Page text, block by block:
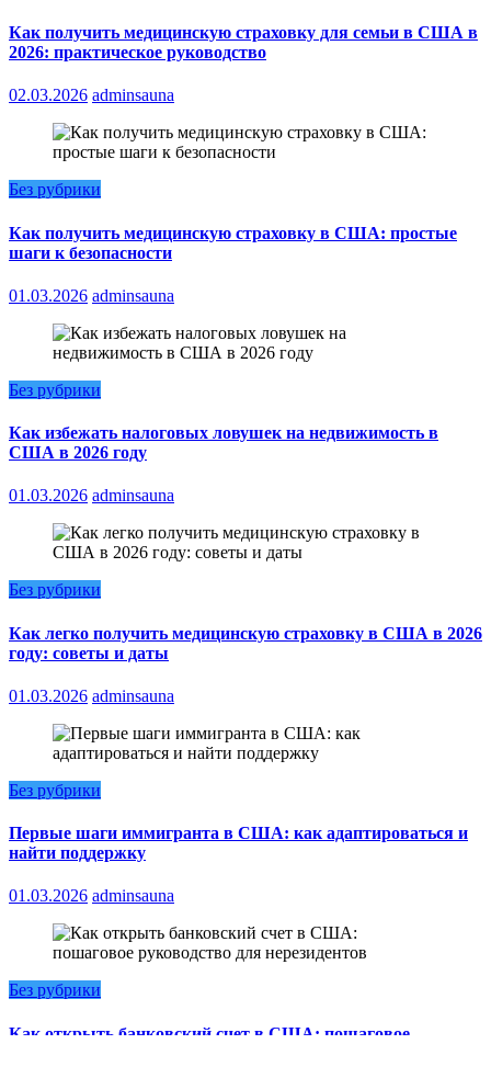
Как получить медицинскую страховку для семьи в США в
2026: практическое руководство
02.03.2026 adminsauna
Без рубрики
Как получить медицинскую страховку в США: простые
шаги к безопасности
01.03.2026 adminsauna
Без рубрики
Как избежать налоговых ловушек на недвижимость в
США в 2026 году
01.03.2026 adminsauna
Без рубрики
Как легко получить медицинскую страховку в США в 2026
году: советы и даты
01.03.2026 adminsauna
Без рубрики
Первые шаги иммигранта в США: как адаптироваться и
найти поддержку
01.03.2026 adminsauna
Без рубрики
Как открыть банковский счет в США: пошаговое